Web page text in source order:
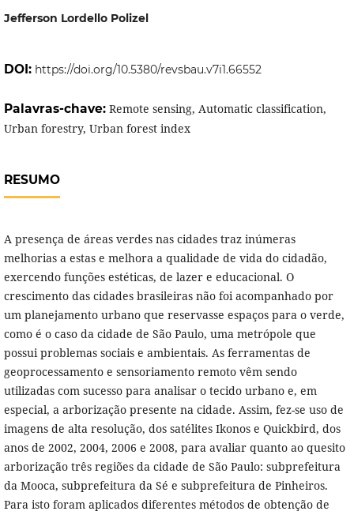
Jefferson Lordello Polizel
DOI: https://doi.org/10.5380/revsbau.v7i1.66552
Palavras-chave: Remote sensing, Automatic classification,
Urban forestry, Urban forest index
RESUMO
A presença de áreas verdes nas cidades traz inúmeras
melhorias a estas e melhora a qualidade de vida do cidadão,
exercendo funções estéticas, de lazer e educacional. O
crescimento das cidades brasileiras não foi acompanhado por
um planejamento urbano que reservasse espaços para o verde,
como é o caso da cidade de São Paulo, uma metrópole que
possui problemas sociais e ambientais. As ferramentas de
geoprocessamento e sensoriamento remoto vêm sendo
utilizadas com sucesso para analisar o tecido urbano e, em
especial, a arborização presente na cidade. Assim, fez-se uso de
imagens de alta resolução, dos satélites Ikonos e Quickbird, dos
anos de 2002, 2004, 2006 e 2008, para avaliar quanto ao quesito
arborização três regiões da cidade de São Paulo: subprefeitura
da Mooca, subprefeitura da Sé e subprefeitura de Pinheiros.
Para isto foram aplicados diferentes métodos de obtenção de